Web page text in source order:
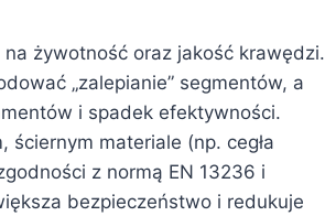
żywotność oraz jakość krawędzi.
„zalepianie” segmentów, a
i spadek efektywności.
ściernym materiale (np. cegła
z normą EN 13236 i
bezpieczeństwo i redukuje